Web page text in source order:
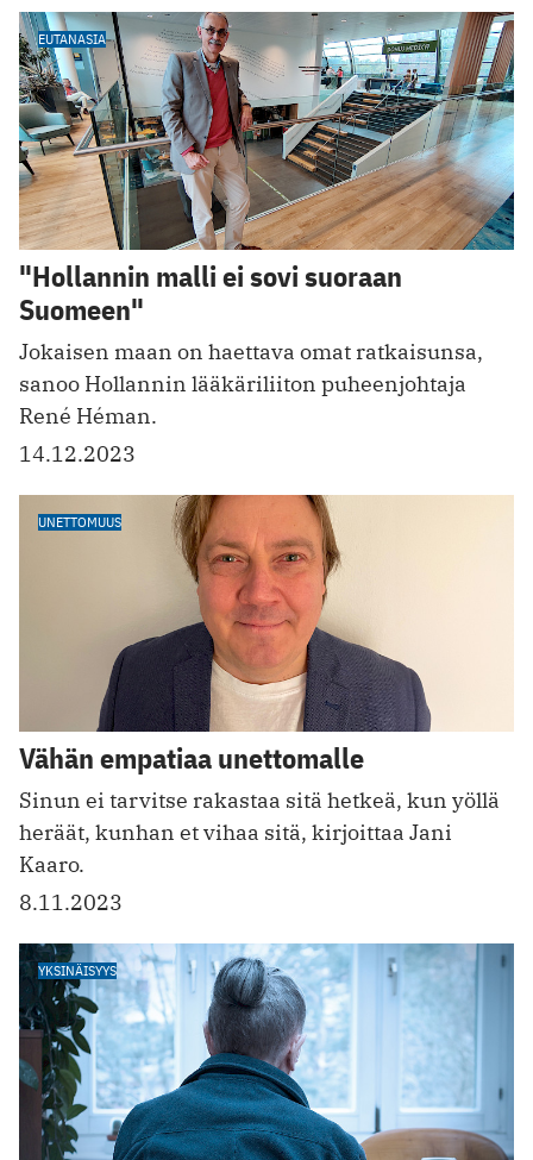
EUTANASIA
"Hollannin malli ei sovi suoraan
Suomeen"
Jokaisen maan on haettava omat ratkaisunsa,
sanoo Hollannin lääkäriliiton puheenjohtaja
René Héman.
14.12.2023
UNETTOMUUS
Vähän empatiaa unettomalle
Sinun ei tarvitse rakastaa sitä hetkeä, kun yöllä
heräät, kunhan et vihaa sitä, kirjoittaa Jani
Kaaro.
8.11.2023
YKSINÄISYYS